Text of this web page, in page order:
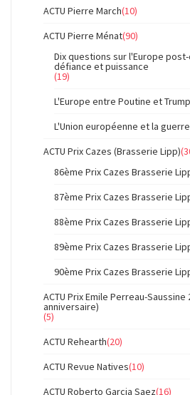
ACTU Pierre March(10)
ACTU Pierre Ménat(90)
Dix questions sur l'Europe
défiance et puissance
(19)
L'Europe entre Poutine et Trump
L'Union européenne et la guerre
ACTU Prix Cazes (Brasserie Lipp)
86ème Prix Cazes Brasserie
87ème Prix Cazes Brasserie
88ème Prix Cazes Brasserie
89ème Prix Cazes Brasserie
90ème Prix Cazes Brasserie
ACTU Prix Emile Perreau-Saussine
anniversaire)
(5)
ACTU Rehearth(20)
ACTU Revue Natives(10)
ACTU Roberto Garcia Saez(16)